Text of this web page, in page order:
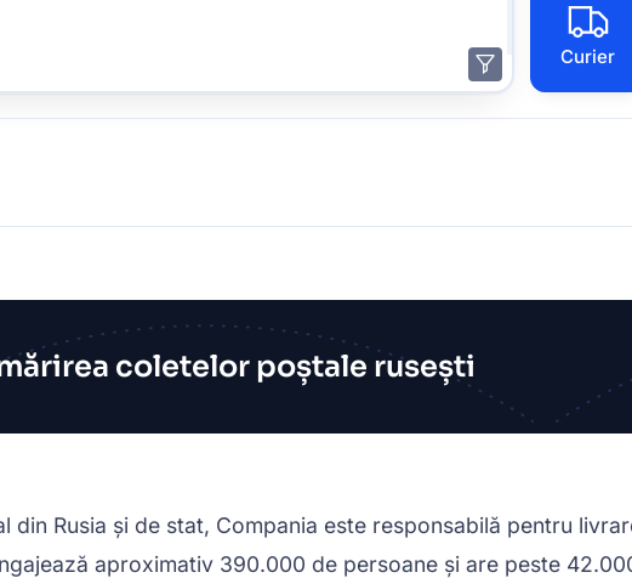
Curier
coletelor poștale rusești
Rusia și de stat, Compania este responsabilă pentru
aproximativ 390.000 de persoane și are peste